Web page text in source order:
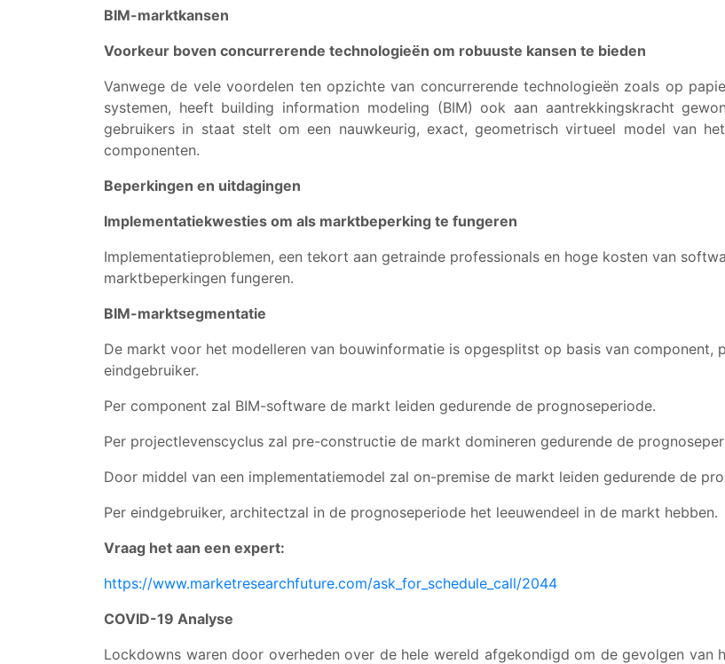
BIM-marktkansen
Voorkeur boven concurrerende technologieën om robuuste kansen te bieden
Vanwege de vele voordelen ten opzichte van concurrerende technologieën zoals op
systemen, heeft building information modeling (BIM) ook aan aantrekkingskracht
gebruikers in staat stelt om een nauwkeurig, exact, geometrisch virtueel model van
componenten.
Beperkingen en uitdagingen
Implementatiekwesties om als marktbeperking te fungeren
Implementatieproblemen, een tekort aan getrainde professionals en hoge kosten van
marktbeperkingen fungeren.
BIM-marktsegmentatie
De markt voor het modelleren van bouwinformatie is opgesplitst op basis van component,
eindgebruiker.
Per component zal BIM-software de markt leiden gedurende de prognoseperiode.
Per projectlevenscyclus zal pre-constructie de markt domineren gedurende de
Door middel van een implementatiemodel zal on-premise de markt leiden gedurende de
Per eindgebruiker, architectzal in de prognoseperiode het leeuwendeel in de markt hebben.
Vraag het aan een expert:
https://www.marketresearchfuture.com/ask_for_schedule_call/2044
COVID-19 Analyse
Lockdowns waren door overheden over de hele wereld afgekondigd om de gevolgen van